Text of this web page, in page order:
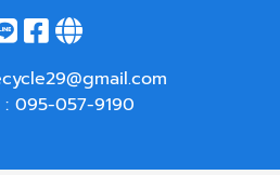
095-057-9190